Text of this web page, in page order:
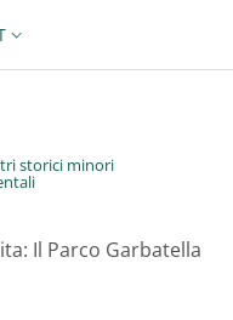
LINGUA:
storici minori
Il Parco Garbatella